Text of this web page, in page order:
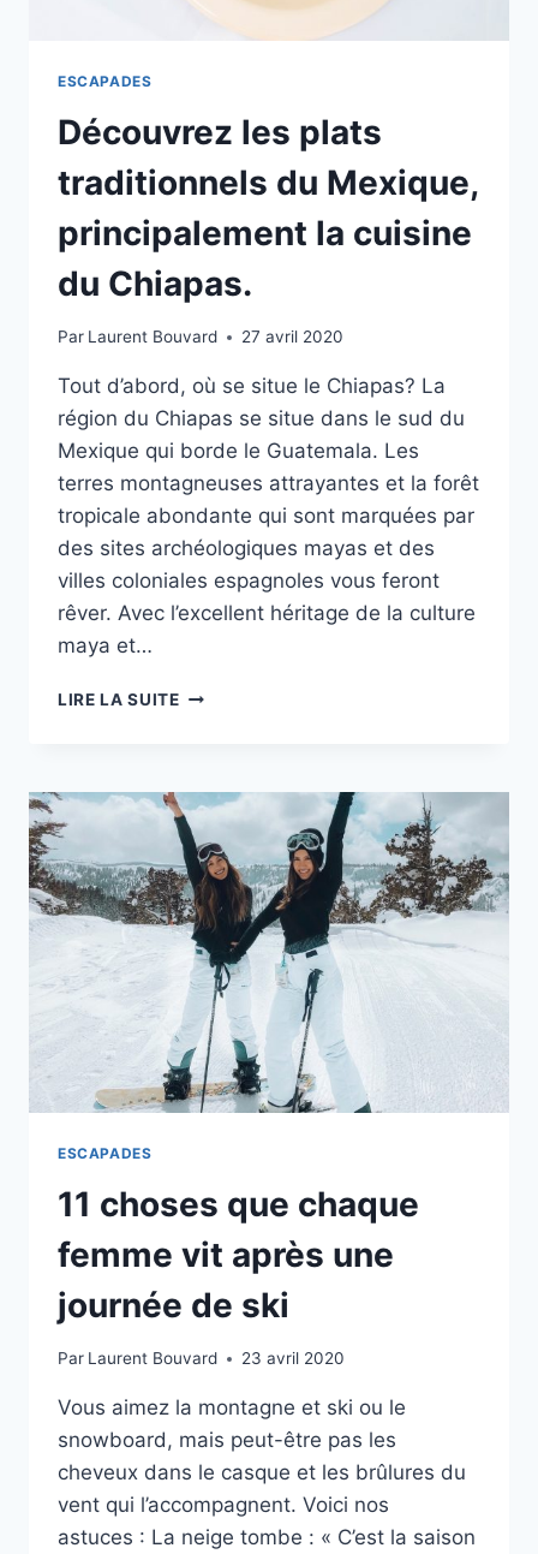
ESCAPADES
Découvrez les plats
traditionnels du Mexique,
principalement la cuisine
du Chiapas.
Par Laurent Bouvard 27 avril 2020
Tout d’abord, où se situe le Chiapas? La
région du Chiapas se situe dans le sud du
Mexique qui borde le Guatemala. Les
terres montagneuses attrayantes et la forêt
tropicale abondante qui sont marquées par
des sites archéologiques mayas et des
villes coloniales espagnoles vous feront
rêver. Avec l’excellent héritage de la culture
maya et…
LIRE LA SUITEDÉCOUVREZ
DU
MEXIQUE,
PRINCIPALEMENT
LA
CUISINE
DU
CHIAPAS.
ESCAPADES
11 choses que chaque
femme vit après une
journée de ski
Par Laurent Bouvard 23 avril 2020
Vous aimez la montagne et ski ou le
snowboard, mais peut-être pas les
cheveux dans le casque et les brûlures du
vent qui l’accompagnent. Voici nos
astuces : La neige tombe : « C’est la saison